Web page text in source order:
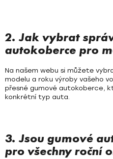
2. Jak vybrat
autokoberce pro
Na našem webu si můžete
modelu a roku výroby vašeho
přesné gumové autokoberce,
konkrétní typ auta.
3. Jsou gumové
pro všechny roční